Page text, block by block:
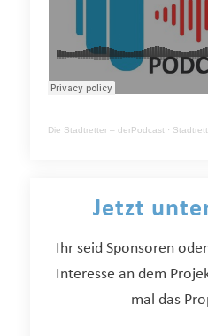
Die Stadtretter – derPodcast · Stadtrettercast
Jetzt
Ihr seid Sponsoren
Interesse an dem
mal das